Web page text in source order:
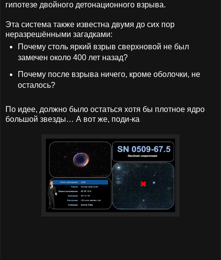
гипотезе двойного детонационного взрыва.
Эта система также известна двумя до сих пор
неразрешёнными загадками:
Почему столь яркий взрыв сверхновой не был
замечен около 400 лет назад?
Почему после взрыва ничего, кроме оболочки, не
осталось?
По идее, должно было остаться хотя бы плотное ядро
большой звезды… А вот же, поди-ка